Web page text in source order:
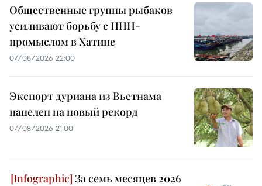
Общественные группы рыбаков
усиливают борьбу с ННН-
промыслом в Хатине
07/08/2026 22:00
Экспорт дуриана из Вьетнама
нацелен на новый рекорд
07/08/2026 21:00
За семь месяцев 2026